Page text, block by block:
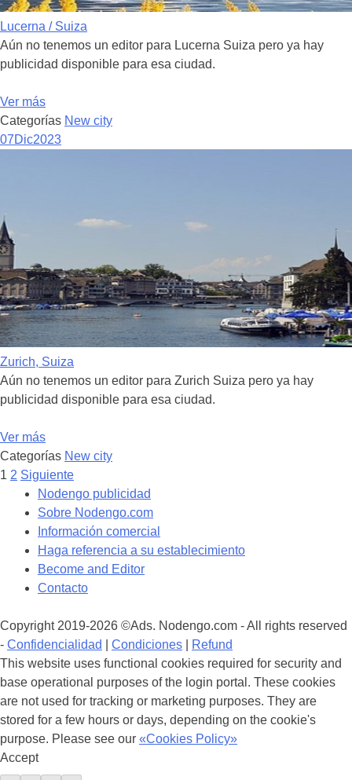
Lucerna / Suiza
Aún no tenemos un editor para Lucerna Suiza pero ya hay
publicidad disponible para esa ciudad.
Ver más
Categorías New city
07Dic2023
Zurich, Suiza
Aún no tenemos un editor para Zurich Suiza pero ya hay
publicidad disponible para esa ciudad.
Ver más
Categorías New city
Navegación
puestos
1 2 Siguiente
Nodengo publicidad
Sobre Nodengo.com
Información comercial
Haga referencia a su establecimiento
Become and Editor
Contacto
Copyright 2019-2026 ©Ads. Nodengo.com - All rights reserved
- Confidencialidad Condiciones
Refund
This website uses functional cookies required for security and
base operational purposes of the login portal. These cookies
are not used for tracking or marketing purposes. They are
stored for a few hours or days, depending on the cookie's
purpose. Please see our «Cookies Policy»
Accept